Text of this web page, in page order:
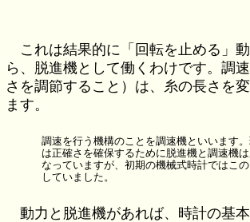
これは結果的に「回転を止める」
ら、脱進機として働くわけです。調
さを調節すること）は、糸の長さを
ます。
調速を行う機構のことを調速機といいます
は正確さを確保するために脱進機と調速機
なっていますが、初期の機械式時計ではこ
していました。
動力と脱進機があれば、時計の基